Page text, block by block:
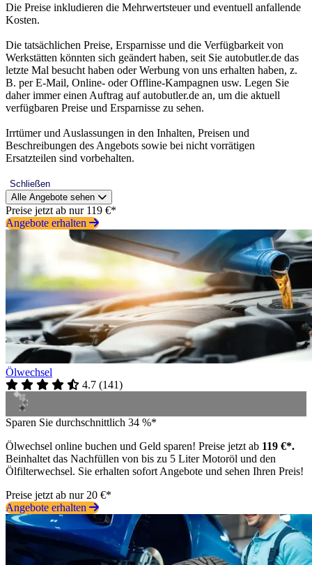
Die Preise inkludieren die Mehrwertsteuer und eventuell anfallende
Kosten.
Die tatsächlichen Preise, Ersparnisse und die Verfügbarkeit von
Werkstätten könnten sich geändert haben, seit Sie autobutler.de das
letzte Mal besucht haben oder Werbung von uns erhalten haben, z.
B. per E-Mail, Online- oder Offline-Kampagnen usw. Legen Sie
daher immer einen Auftrag auf autobutler.de an, um die aktuell
verfügbaren Preise und Ersparnisse zu sehen.
Irrtümer und Auslassungen in den Inhalten, Preisen und
Beschreibungen des Angebots sowie bei nicht vorrätigen
Ersatzteilen sind vorbehalten.
Schließen
Alle Angebote sehen
Preise jetzt ab nur 119 €*
Angebote erhalten
Ölwechsel
4.7 (141)
Sparen Sie durchschnittlich 34 %*
Ölwechsel online buchen und Geld sparen! Preise jetzt ab 119 €*.
Beinhaltet das Nachfüllen von bis zu 5 Liter Motoröl und den
Ölfilterwechsel. Sie erhalten sofort Angebote und sehen Ihren Preis!
Preise jetzt ab nur 20 €*
Angebote erhalten